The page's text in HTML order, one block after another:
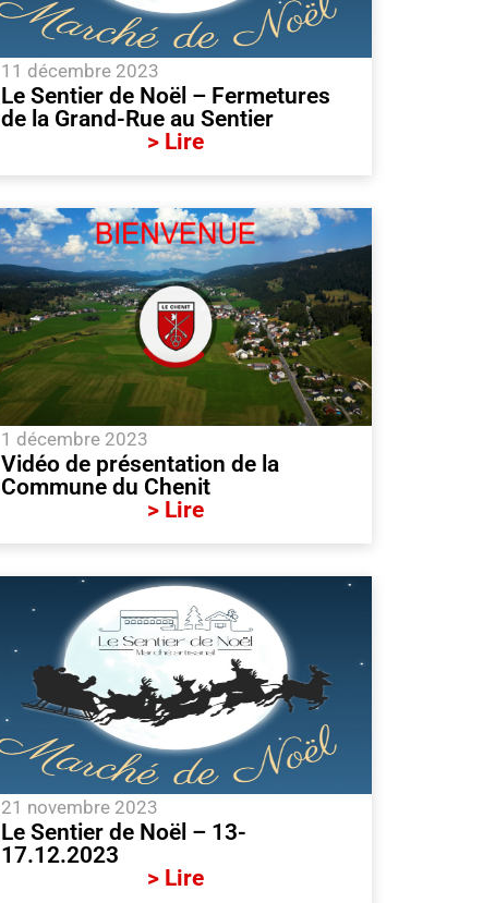
11 décembre 2023
Le Sentier de Noël – Fermetures
de la Grand-Rue au Sentier
> Lire
1 décembre 2023
Vidéo de présentation de la
Commune du Chenit
> Lire
21 novembre 2023
Le Sentier de Noël – 13-
17.12.2023
> Lire